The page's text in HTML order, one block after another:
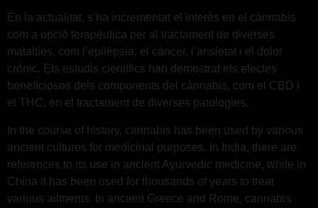
En la actualitat, s’ha incrementat el interès en el cànnabis
com a opció terapèutica per al tractament de diverses
malalties, com l’epilèpsia, el càncer, l’ansietat i el dolor
crònic. Els estudis científics han demostrat els efectes
beneficiosos dels components del cànnabis, com el CBD i
el THC, en el tractament de diverses patologies.
In the course of history, cannabis has been used by various
ancient cultures for medicinal purposes. In India, there are
references to its use in ancient Ayurvedic medicine, while in
China it has been used for thousands of years to treat
various ailments. In ancient Greece and Rome, cannabis